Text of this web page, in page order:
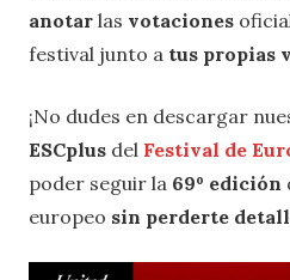
anotar las votaciones
festival junto a tus propias
¡No dudes en descargar
ESCplus del Festival de
poder seguir la 69º edición
europeo sin perderte